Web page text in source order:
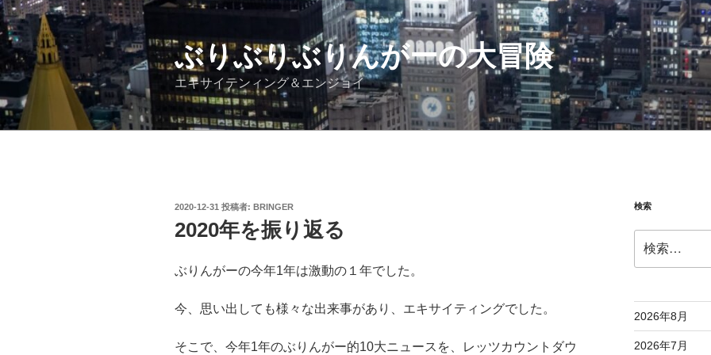
コ
ン
テ
ン
ツ
へ
ス
ぶりぶりぶりんがーの大冒険
エキサイテンィング＆エンジョイ
投
日:
2020-12-31 投稿者: BRINGER
2020年を振り返る
ぶりんがーの今年1年は激動の１年でした。
今、思い出しても様々な出来事があり、エキサイティングでした。
そこで、今年1年のぶりんがー的10大ニュースを、レッツカウントダウ
検索
索:
2026年8月
2026年7月